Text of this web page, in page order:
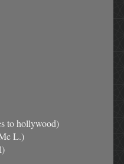
to hollywood)
L.)